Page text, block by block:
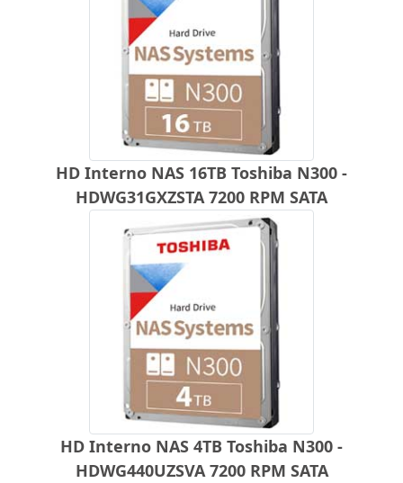
HD Interno NAS 16TB Toshiba N300 -
HDWG31GXZSTA 7200 RPM SATA
HD Interno NAS 4TB Toshiba N300 -
HDWG440UZSVA 7200 RPM SATA